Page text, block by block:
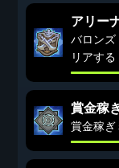
アリー
バロンズ
リアする
賞金稼
賞金稼ぎ